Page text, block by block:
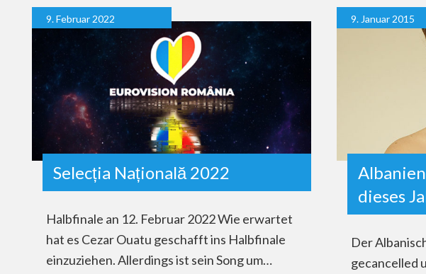
9. Februar 2022
Selecția Națională 2022
Halbfinale an 12. Februar 2022 Wie erwartet
hat es Cezar Ouatu geschafft ins Halbfinale
einzuziehen. Allerdings ist sein Song um…
9. Januar 2015
dieses
Der
gecancelled